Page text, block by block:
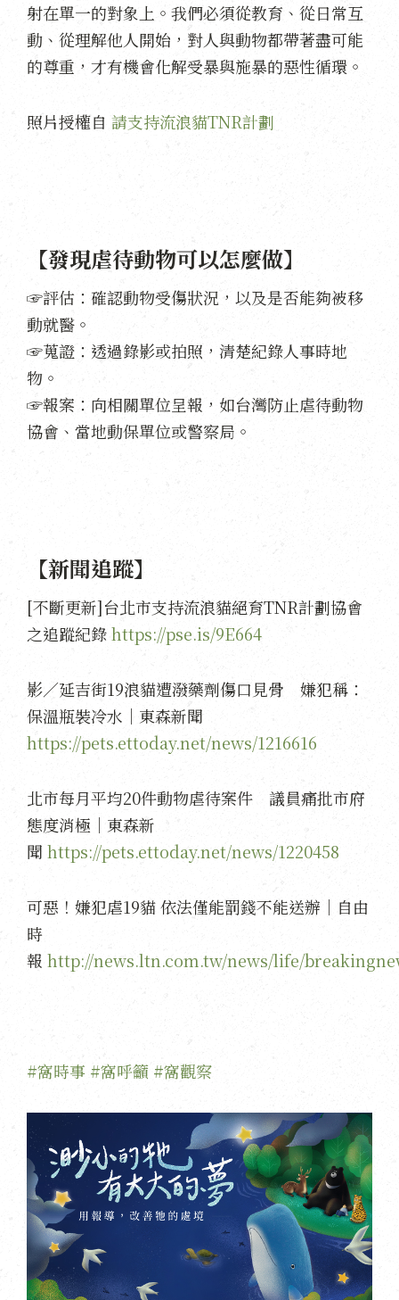
射在單一的對象上。我們必須從教育、從日常互
動、從理解他人開始，對人與動物都帶著盡可能
的尊重，才有機會化解受暴與施暴的惡性循環。
照片授權自 請支持流浪貓TNR計劃
【發現虐待動物可以怎麼做】
☞評估：確認動物受傷狀況，以及是否能夠被移
動就醫。
☞蒐證：透過錄影或拍照，清楚紀錄人事時地
物。
☞報案：向相關單位呈報，如台灣防止虐待動物
協會、當地動保單位或警察局。
【新聞追蹤】
[不斷更新]台北市支持流浪貓絕育TNR計劃協會
之追蹤紀錄https://pse.is/9E664
影／延吉街19浪貓遭潑藥劑傷口見骨 嫌犯稱：
保溫瓶裝冷水｜東森新聞
https://pets.ettoday.net/news/1216616
北市每月平均20件動物虐待案件 議員痛批市府
態度消極｜東森新
聞 https://pets.ettoday.net/news/1220458
可惡！嫌犯虐19貓 依法僅能罰錢不能送辦｜自由
時
報 http://news.ltn.com.tw/news/life/
#窩時事 #窩呼籲 #窩觀察